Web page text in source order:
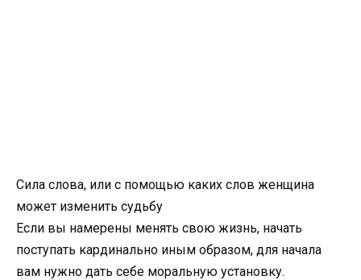
Сила слова, или с помощью каких слов женщина
может изменить судьбу
Если вы намерены менять свою жизнь, начать
поступать кардинально иным образом, для начала
вам нужно дать себе моральную установку.